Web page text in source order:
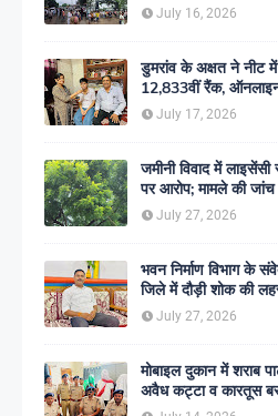
July 16, 2026
डुमरांव के अक्षत ने नीट
12,833वीं रैंक,
इतिहास
July 17, 2026
जमीनी विवाद में
पर आरोप; मामले की
July 27, 2026
भवन निर्माण विभाग के
जिले में दौड़ी शोक की
July 27, 2026
मोबाइल दुकान में शराब
अवैध कट्टा व कारतूस